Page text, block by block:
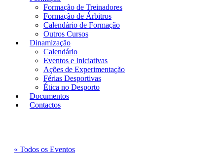
Formação de Treinadores
Formação de Árbitros
Calendário de Formação
Outros Cursos
Dinamização
Calendário
Eventos e Iniciativas
Ações de Experimentação
Férias Desportivas
Ética no Desporto
Documentos
Contactos
« Todos os Eventos